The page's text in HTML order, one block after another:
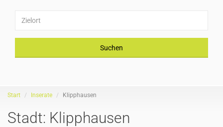
Suchen
Start Inserate Klipphausen
Stadt: Klipphausen